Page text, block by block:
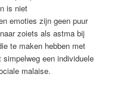
is niet
emoties zijn geen puur
zoiets als astma bij
te maken hebben met
een individuele
malaise.